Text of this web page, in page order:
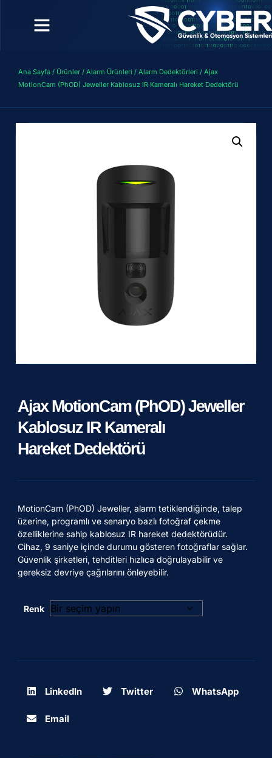
Ana Sayfa / Ürünler / Alarm Ürünleri / Alarm Dedektörleri / Ajax
MotionCam (PhOD) Jeweller Kablosuz IR Kameralı Hareket Dedektörü
Ajax MotionCam (PhOD) Jeweller
Kablosuz IR Kameralı
Hareket Dedektörü
MotionCam (PhOD) Jeweller, alarm tetiklendiğinde, talep
üzerine, programlı ve senaryo bazlı fotoğraf çekme
özelliklerine sahip kablosuz IR hareket dedektörüdür.
Cihaz, 9 saniye içinde durumu gösteren fotoğraflar sağlar.
Güvenlik şirketleri, tehditleri hızlıca doğrulayabilir ve
gereksiz devriye çağrılarını önleyebilir.
Renk
LinkedIn Twitter WhatsApp
Email